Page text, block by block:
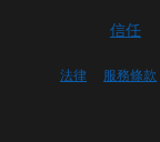
信任
法律 服務條款